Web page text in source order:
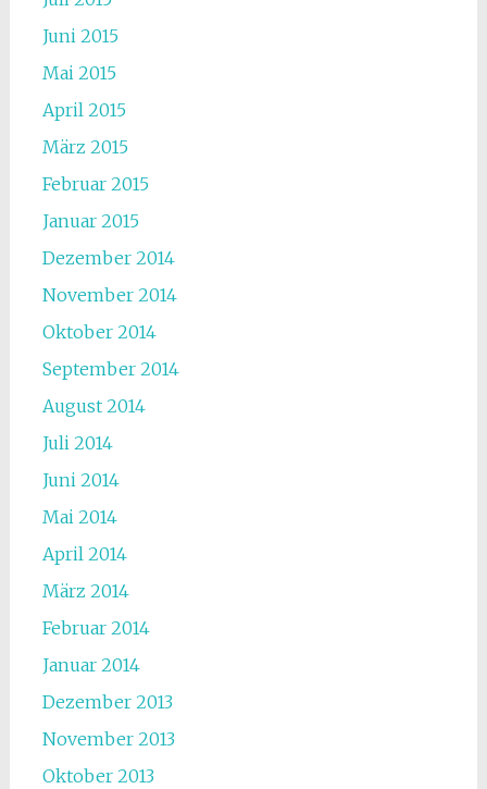
Juni 2015
Mai 2015
April 2015
März 2015
Februar 2015
Januar 2015
Dezember 2014
November 2014
Oktober 2014
September 2014
August 2014
Juli 2014
Juni 2014
Mai 2014
April 2014
März 2014
Februar 2014
Januar 2014
Dezember 2013
November 2013
Oktober 2013